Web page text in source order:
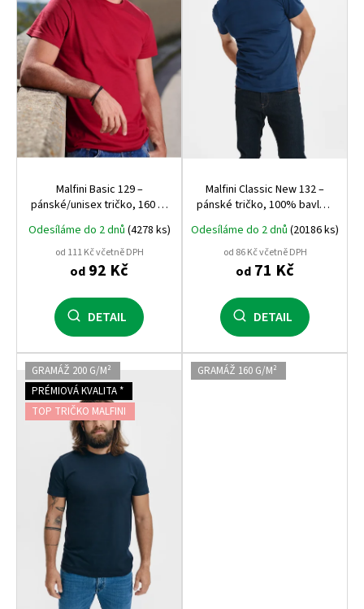
p
r
o
d
u
k
t
ů
Malfini Basic 129 –
pánské/unisex tričko, 160 g,
úprava
Odesíláme do 2 dnů (4278 ks)
od 111 Kč včetně DPH
od 92 Kč
DETAIL
Malfini Classic New 132 –
pánské tričko, 100% bavlna,
pro potisk i firemní textil
Odesíláme do 2 dnů (20186 ks)
od 86 Kč včetně DPH
od 71 Kč
DETAIL
GRAMÁŽ 200 G/M²
PRÉMIOVÁ KVALITA *
TOP TRIČKO MALFINI
GRAMÁŽ 160 G/M²